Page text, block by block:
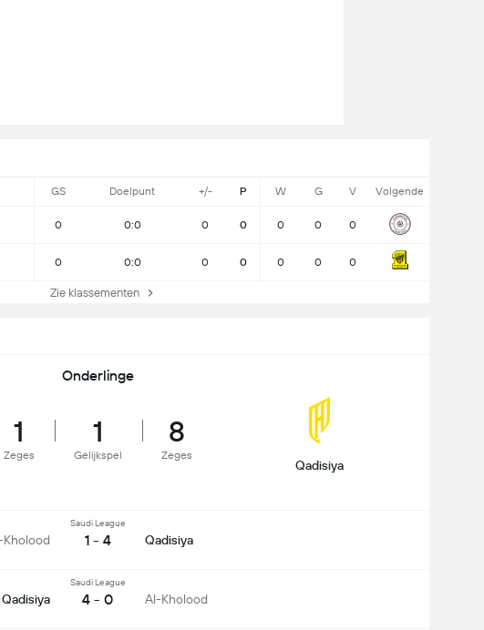
GS Doelpunt +/- P W G V Volgende
0 0:0 0 0 0 0 0
0 0:0 0 0 0 0 0
Zie klassementen
Onderlinge
1
Zeges
1
Gelijkspel
8
Zeges
Qadisiya
Kholood
Saudi League
1 - 4 Qadisiya
Qadisiya
Saudi League
4 - 0 Al-Kholood